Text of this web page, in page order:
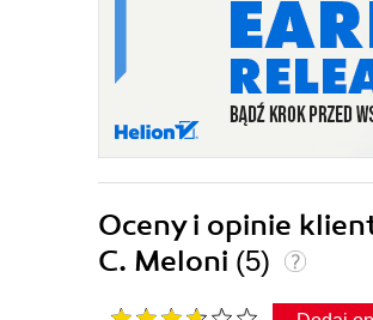
Oceny i opinie
C. Meloni (5)